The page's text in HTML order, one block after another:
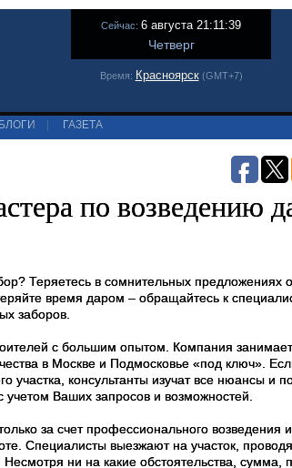
Сейчас: 6 августа 21:11:39
Четверг
Время: Красноярск(GMT+7)
БЛОГИ ГАЗЕТА
по возведению
Теряетесь в сомнительных предложениях
время даром – обращайтесь к
заборов.
с большим опытом. Компания
в Москве и Подмосковье «под ключ».
участка, консультанты изучат все нюансы и
учетом Ваших запросов и возможностей.
за счет профессионального возведения
Специалисты выезжают на участок,
ни на какие обстоятельства, сумма,